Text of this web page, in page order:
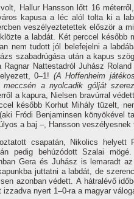
Hallur Hansson lőtt 16
kapusa a léc alól tolta ki a
veszélyeztetettek először a
a labdát. Két perccel
nem tudott jól belefejelni a
szabadrúgása után a kapus
Nattestadról Juhász
0–1! (A Hoffenheim
a nyolcadik gólját
a kapura, Nielsen bravúrral
később Korhut Mihály tüzelt,
Fródi Benjaminsen könyökével
a baj –, Hansson
csapatán, Nikolics
pedig behúzódott Szalai
Gera és Juhász is lemaradt
juttatni a labdát, de
azonban védett. A hátralévő
nyert 1–0-ra a magyar